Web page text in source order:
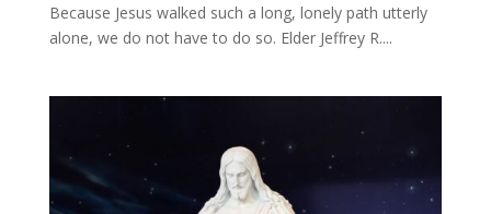
Because Jesus walked such a long, lonely path utterly
alone, we do not have to do so. Elder Jeffrey R....